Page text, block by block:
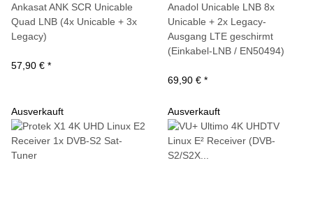
Ankasat ANK SCR Unicable
Quad LNB (4x Unicable + 3x
Legacy)
57,90 € *
Anadol Unicable LNB 8x
Unicable + 2x Legacy-
Ausgang LTE geschirmt
(Einkabel-LNB / EN50494)
69,90 € *
Ausverkauft Ausverkauft